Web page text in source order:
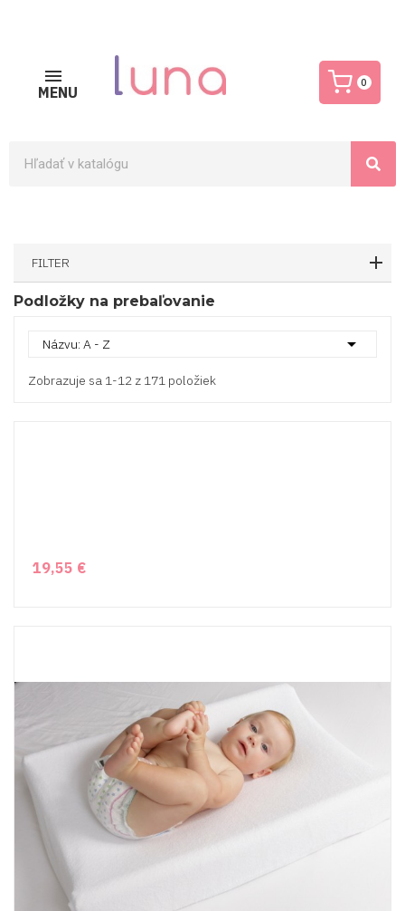
MENU
0
FILTER
Podložky na prebaľovanie
Názvu: A - Z 
Zobrazuje sa 1-12 z 171 položiek
19,55 €